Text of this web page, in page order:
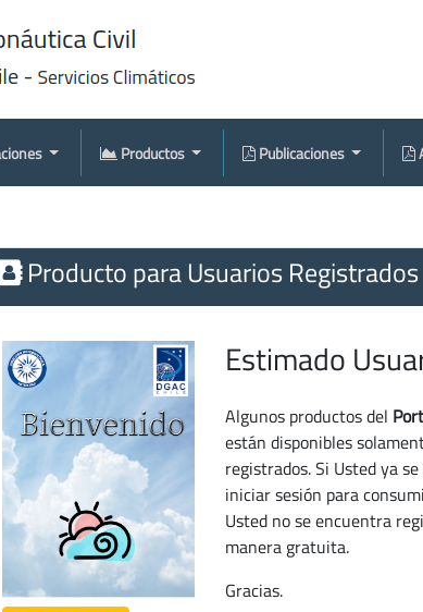
Productos Publicaciones
Producto para Usuarios Registrados
Estimado
Algunos productos del
están disponibles
registrados. Si Usted ya
iniciar sesión para
Usted no se encuentra
manera gratuita.
Gracias.